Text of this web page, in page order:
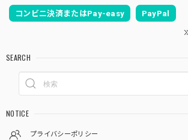
コンビニ決済またはPay-easy PayPal
SEARCH
NOTICE
プライバシーポリシー